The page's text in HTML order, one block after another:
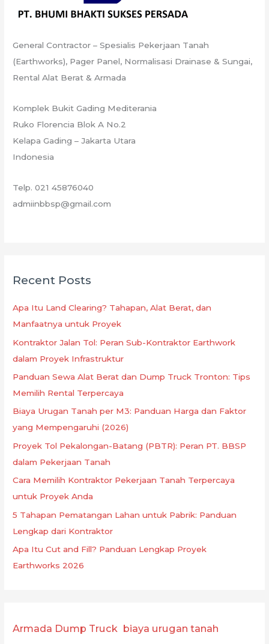
General Contractor – Spesialis Pekerjaan Tanah
(Earthworks), Pager Panel, Normalisasi Drainase & Sungai,
Rental Alat Berat & Armada
Komplek Bukit Gading Mediterania
Ruko Florencia Blok A No.2
Kelapa Gading – Jakarta Utara
Indonesia
Telp. 021 45876040
admiinbbsp@gmail.com
Recent Posts
Apa Itu Land Clearing? Tahapan, Alat Berat, dan
Manfaatnya untuk Proyek
Kontraktor Jalan Tol: Peran Sub-Kontraktor Earthwork
dalam Proyek Infrastruktur
Panduan Sewa Alat Berat dan Dump Truck Tronton: Tips
Memilih Rental Terpercaya
Biaya Urugan Tanah per M3: Panduan Harga dan Faktor
yang Mempengaruhi (2026)
Proyek Tol Pekalongan-Batang (PBTR): Peran PT. BBSP
dalam Pekerjaan Tanah
Cara Memilih Kontraktor Pekerjaan Tanah Terpercaya
untuk Proyek Anda
5 Tahapan Pematangan Lahan untuk Pabrik: Panduan
Lengkap dari Kontraktor
Apa Itu Cut and Fill? Panduan Lengkap Proyek
Earthworks 2026
Armada Dump Truck biaya urugan tanah